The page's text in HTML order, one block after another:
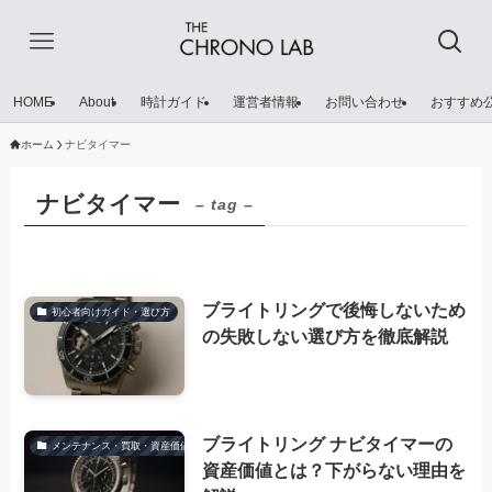
HOME About 時計ガイド 運営者情報 お問い合わせ おすすめ
ホーム ナビタイマー
ナビタイマー – tag –
初心者向けガイド・選び方
ブライトリングで後悔しないため
の失敗しない選び方を徹底解説
メンテナンス・買取・資産価値
ブライトリング ナビタイマーの
資産価値とは？下がらない理由を